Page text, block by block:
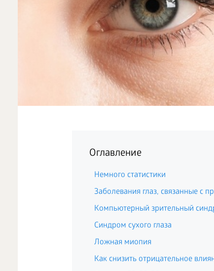
Оглавление
Немного статистики
Заболевания глаз, связанные с
Компьютерный зрительный
Синдром сухого глаза
Ложная миопия
Как снизить отрицательное